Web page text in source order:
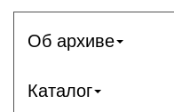
Об архиве
Каталог